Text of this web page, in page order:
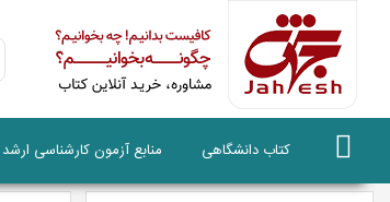
کتاب دانشگاهی منابع آزمون کارشناسی ارشد